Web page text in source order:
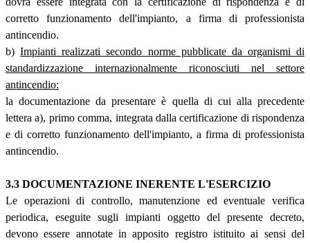
corretto funzionamento dell'impianto, a firma di professionista
antincendio.
b)Impianti realizzati secondo norme pubblicate da organismi di
standardizzazione internazionalmente riconosciuti nel settore
antincendio:
la documentazione da presentare è quella di cui alla precedente
lettera a), primo comma, integrata dalla certificazione di rispondenza
e di corretto funzionamento dell'impianto, a firma di professionista
antincendio.
3.3 DOCUMENTAZIONE INERENTE L'ESERCIZIO
Le operazioni di controllo, manutenzione ed eventuale verifica
periodica, eseguite sugli impianti oggetto del presente decreto,
devono essere annotate in apposito registro istituito ai sensi del